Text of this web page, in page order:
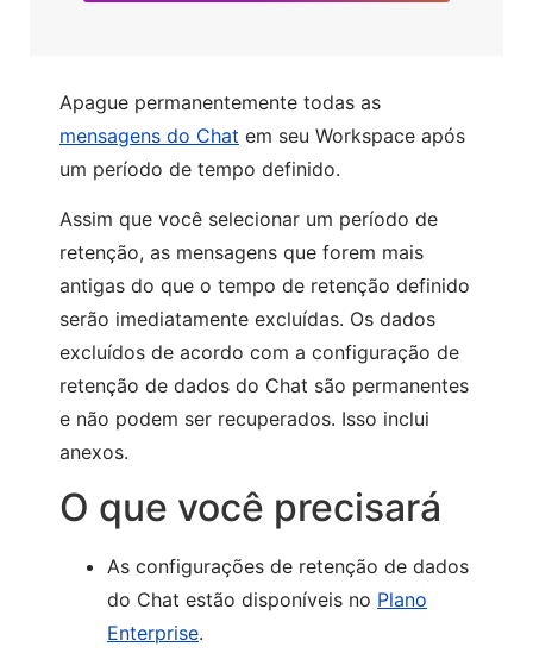
Apague permanentemente todas as
mensagens do Chat em seu Workspace após
um período de tempo definido.
Assim que você selecionar um período de
retenção, as mensagens que forem mais
antigas do que o tempo de retenção definido
serão imediatamente excluídas. Os dados
excluídos de acordo com a configuração de
retenção de dados do Chat são permanentes
e não podem ser recuperados. Isso inclui
anexos.
O que você precisará
As configurações de retenção de dados
do Chat estão disponíveis no Plano
Enterprise.